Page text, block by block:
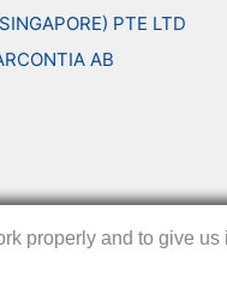
PTE LTD
AB
properly and to give
properly and to give
properly and to give